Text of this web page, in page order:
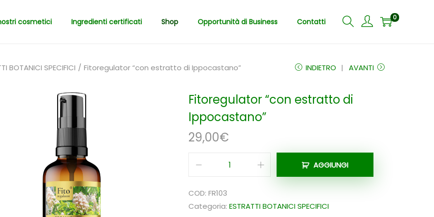
cosmetici Ingredienti certificati Shop Opportunità di Business Contatti 0
BOTANICI SPECIFICI / Fitoregulator “con estratto di Ippocastano” INDIETRO AVANTI
Fitoregulator “con estratto di
Ippocastano”
29,00€
F
o
AGGIUNGI
COD: FR103
Categoria: ESTRATTI BOTANICI SPECIFICI